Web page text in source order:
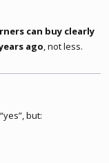
can buy clearly
ago, not less.
but: